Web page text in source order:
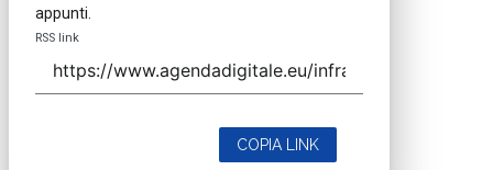
appunti.
RSS link
COPIA LINK